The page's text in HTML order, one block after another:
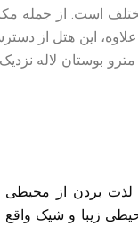
است. از جمله
علاوه، این هتل
لذت بردن از محیطی
زیبا و شیک واقع